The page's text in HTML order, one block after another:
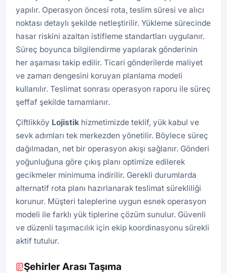
yapılır. Operasyon öncesi rota, teslim süresi ve alıcı
noktası detaylı şekilde netleştirilir. Yükleme sürecinde
hasar riskini azaltan istifleme standartları uygulanır.
Süreç boyunca bilgilendirme yapılarak gönderinin
her aşaması takip edilir. Ticari gönderilerde maliyet
ve zaman dengesini koruyan planlama modeli
kullanılır. Teslimat sonrası operasyon raporu ile süreç
şeffaf şekilde tamamlanır.
Çiftlikköy Lojistik hizmetimizde teklif, yük kabul ve
sevk adımları tek merkezden yönetilir. Böylece süreç
dağılmadan, net bir operasyon akışı sağlanır. Gönderi
yoğunluğuna göre çıkış planı optimize edilerek
gecikmeler minimuma indirilir. Gerekli durumlarda
alternatif rota planı hazırlanarak teslimat sürekliliği
korunur. Müşteri taleplerine uygun esnek operasyon
modeli ile farklı yük tiplerine çözüm sunulur. Güvenli
ve düzenli taşımacılık için ekip koordinasyonu sürekli
aktif tutulur.
Şehirler Arası Taşıma